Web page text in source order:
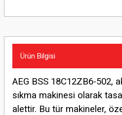
Ürün Bilgisi
AEG BSS 18C12ZB6-502,
sıkma makinesi olarak
alettir. Bu tür makineler,